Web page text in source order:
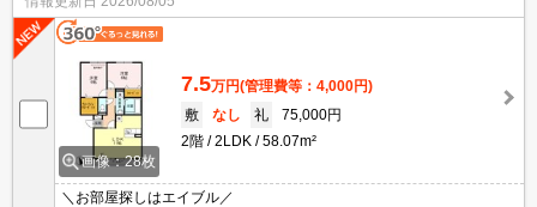
画像：28枚
7.5万円(管理費等：4,000円)
敷
なし 礼
75,000円
2階
2LDK 58.07m²
＼お部屋探しはエイブル／